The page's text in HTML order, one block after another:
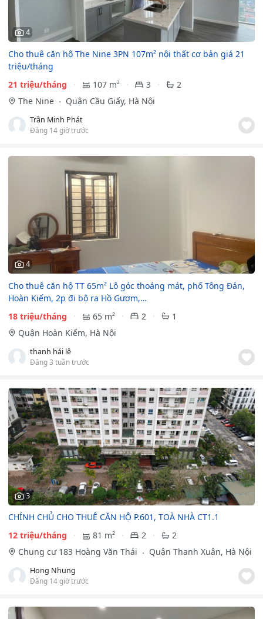
4
Cho thuê căn hộ The Nine 3PN 107m² nội thất cơ bản giá 21
triệu/tháng
21 triệu/tháng
107 m² 3
2
The Nine
Quận Cầu Giấy, Hà Nội
Trần Minh Phát
Đăng 14 giờ trước
4
Cho thuê căn hộ TT 65m² Lô góc thoáng mát, phố Tông Đản,
Hoàn Kiếm, 2p đi bộ ra Hồ Gươm,…
18 triệu/tháng
65 m² 2
1
Quận Hoàn Kiếm, Hà Nội
thanh hải lê
Đăng 3 tuần trước
3
CHÍNH CHỦ CHO THUÊ CĂN HỘ P.601, TOÀ NHÀ CT1.1
12 triệu/tháng
81 m² 2
2
Chung cư 183 Hoàng Văn Thái
Quận Thanh Xuân, Hà Nội
Hong Nhung
Đăng 14 giờ trước